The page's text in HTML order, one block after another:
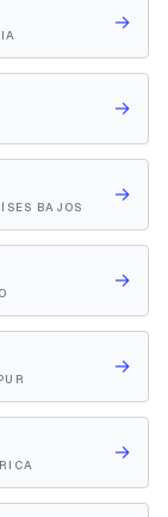
→
→
BAJOS →
→
→
→